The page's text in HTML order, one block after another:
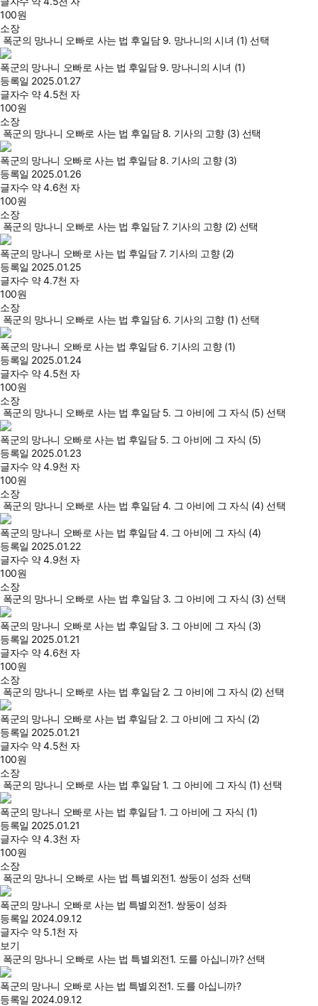
100원
소장
폭군의 망나니 오빠로 사는 법 후일담 9. 망나니의 시녀 (1) 선택
폭군의 망나니 오빠로 사는 법 후일담 9. 망나니의 시녀 (1)
등록일 2025.01.27
글자수 약 4.5천 자
100원
소장
폭군의 망나니 오빠로 사는 법 후일담 8. 기사의 고향 (3) 선택
폭군의 망나니 오빠로 사는 법 후일담 8. 기사의 고향 (3)
등록일 2025.01.26
글자수 약 4.6천 자
100원
소장
폭군의 망나니 오빠로 사는 법 후일담 7. 기사의 고향 (2) 선택
폭군의 망나니 오빠로 사는 법 후일담 7. 기사의 고향 (2)
등록일 2025.01.25
글자수 약 4.7천 자
100원
소장
폭군의 망나니 오빠로 사는 법 후일담 6. 기사의 고향 (1) 선택
폭군의 망나니 오빠로 사는 법 후일담 6. 기사의 고향 (1)
등록일 2025.01.24
글자수 약 4.5천 자
100원
소장
폭군의 망나니 오빠로 사는 법 후일담 5. 그 아비에 그 자식 (5) 선택
폭군의 망나니 오빠로 사는 법 후일담 5. 그 아비에 그 자식 (5)
등록일 2025.01.23
글자수 약 4.9천 자
100원
소장
폭군의 망나니 오빠로 사는 법 후일담 4. 그 아비에 그 자식 (4) 선택
폭군의 망나니 오빠로 사는 법 후일담 4. 그 아비에 그 자식 (4)
등록일 2025.01.22
글자수 약 4.9천 자
100원
소장
폭군의 망나니 오빠로 사는 법 후일담 3. 그 아비에 그 자식 (3) 선택
폭군의 망나니 오빠로 사는 법 후일담 3. 그 아비에 그 자식 (3)
등록일 2025.01.21
글자수 약 4.6천 자
100원
소장
폭군의 망나니 오빠로 사는 법 후일담 2. 그 아비에 그 자식 (2) 선택
폭군의 망나니 오빠로 사는 법 후일담 2. 그 아비에 그 자식 (2)
등록일 2025.01.21
글자수 약 4.5천 자
100원
소장
폭군의 망나니 오빠로 사는 법 후일담 1. 그 아비에 그 자식 (1) 선택
폭군의 망나니 오빠로 사는 법 후일담 1. 그 아비에 그 자식 (1)
등록일 2025.01.21
글자수 약 4.3천 자
100원
소장
폭군의 망나니 오빠로 사는 법 특별외전1. 쌍둥이 성좌 선택
폭군의 망나니 오빠로 사는 법 특별외전1. 쌍둥이 성좌
등록일 2024.09.12
글자수 약 5.1천 자
보기
폭군의 망나니 오빠로 사는 법 특별외전1. 도를 아십니까? 선택
폭군의 망나니 오빠로 사는 법 특별외전1. 도를 아십니까?
등록일 2024.09.12